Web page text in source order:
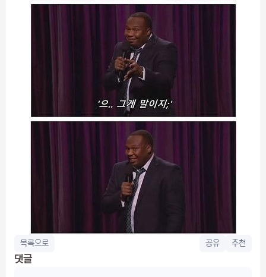
목록으로 공유 추천
댓글